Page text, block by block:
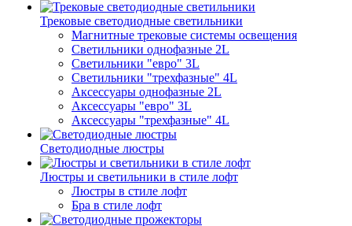
Трековые светодиодные светильники
Магнитные трековые системы освещения
Светильники однофазные 2L
Светильники "евро" 3L
Светильники "трехфазные" 4L
Аксессуары однофазные 2L
Аксессуары "евро" 3L
Аксессуары "трехфазные" 4L
Светодиодные люстры
Люстры и светильники в стиле лофт
Люстры в стиле лофт
Бра в стиле лофт